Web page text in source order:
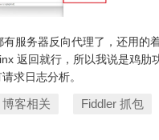
有服务器反向代理了，还用的
返回就行，所以我说是鸡肋
求日志分析。
博客相关 Fiddler 抓包